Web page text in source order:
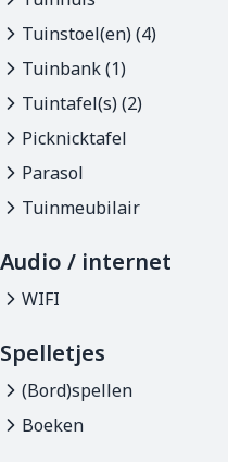
Tuinstoel(en) (4)
Tuinbank (1)
Tuintafel(s) (2)
Picknicktafel
Parasol
Tuinmeubilair
Audio / internet
WIFI
Spelletjes
(Bord)spellen
Boeken